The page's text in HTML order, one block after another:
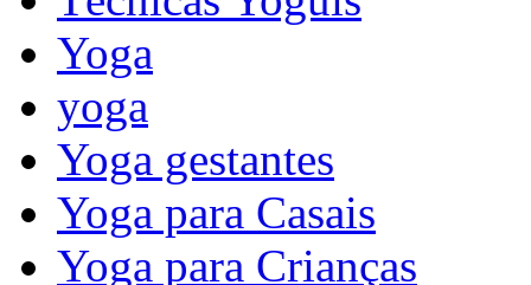
Yoga
yoga
Yoga gestantes
Yoga para Casais
Yoga para Crianças